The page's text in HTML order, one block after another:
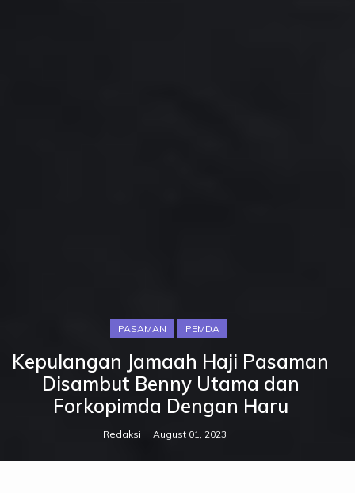
PASAMAN PEMDA
Kepulangan Jamaah Haji Pasaman
Disambut Benny Utama dan
Forkopimda Dengan Haru
Redaksi August 01, 2023